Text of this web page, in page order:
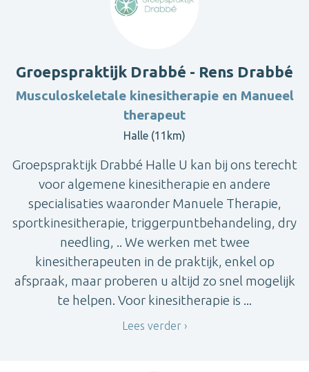
Groepspraktijk Drabbé - Rens Drabbé
Musculoskeletale kinesitherapie en Manueel
therapeut
Halle (11km)
Groepspraktijk Drabbé Halle U kan bij ons terecht
voor algemene kinesitherapie en andere
specialisaties waaronder Manuele Therapie,
sportkinesitherapie, triggerpuntbehandeling, dry
needling, .. We werken met twee
kinesitherapeuten in de praktijk, enkel op
afspraak, maar proberen u altijd zo snel mogelijk
te helpen. Voor kinesitherapie is ...
Lees verder